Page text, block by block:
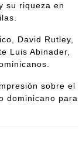
su riqueza en
David Rutley,
Luis Abinader,
sobre el
dominicano para